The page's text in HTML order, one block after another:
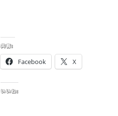
共有:
Facebook X
いいね: